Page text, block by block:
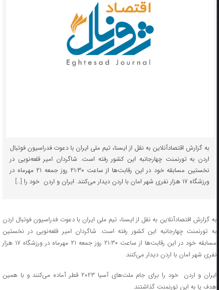
به گزارش اقتصادآنلاین به نقل از ایسنا، تیم ملی ایران با دعوت فدراسیون فوتبال
اردن به تورنمنت چهارجانبه این کشور رفته است‌. شاگردان امیر قلعه‌نویی در
نخستین مسابقه خود در این رقابت‌ها از ساعت ۲۱:۳۰ روز جمعه ۲۱ مهرماه در
ورزشگاه ۱۷ هزار نفری شهر امان با اردن دیدار می‌کنند. ایران و اردن خود را […]
به گزارش اقتصادآنلاین به نقل از ایسنا، تیم ملی ایران با دعوت فدراسیون فوتبال اردن
به تورنمنت چهارجانبه این کشور رفته است‌. شاگردان امیر قلعه‌نویی در نخستین
مسابقه خود در این رقابت‌ها از ساعت ۲۱:۳۰ روز جمعه ۲۱ مهرماه در ورزشگاه ۱۷ هزار
نفری شهر امان با اردن دیدار می‌کنند.
ایران و اردن خود را برای جام‌ ملت‌های آسیا ۲۰۲۳ قطر آماده می‌کنند و با همین
هدف پا به این تورنمنت گذاشتند.